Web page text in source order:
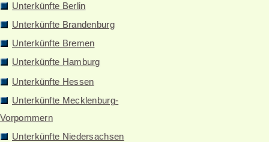
Unterkünfte Berlin
Unterkünfte Brandenburg
Unterkünfte Bremen
Unterkünfte Hamburg
Unterkünfte Hessen
Unterkünfte Mecklenburg-
Vorpommern
Unterkünfte Niedersachsen